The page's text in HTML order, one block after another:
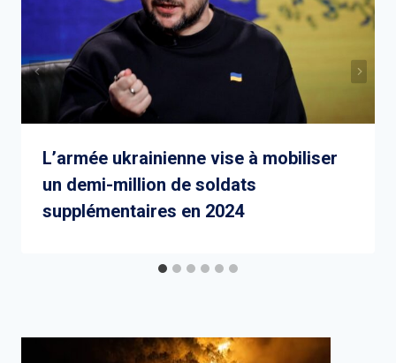
L’armée ukrainienne vise à mobiliser
un demi-million de soldats
supplémentaires en 2024